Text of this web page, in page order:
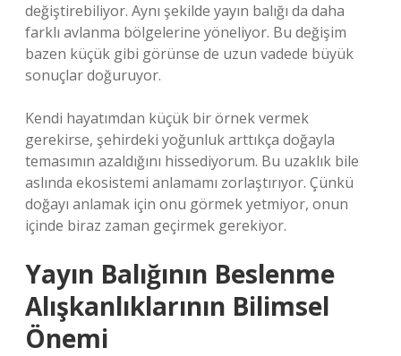
değiştirebiliyor. Aynı şekilde yayın balığı da daha
farklı avlanma bölgelerine yöneliyor. Bu değişim
bazen küçük gibi görünse de uzun vadede büyük
sonuçlar doğuruyor.
Kendi hayatımdan küçük bir örnek vermek
gerekirse, şehirdeki yoğunluk arttıkça doğayla
temasımın azaldığını hissediyorum. Bu uzaklık bile
aslında ekosistemi anlamamı zorlaştırıyor. Çünkü
doğayı anlamak için onu görmek yetmiyor, onun
içinde biraz zaman geçirmek gerekiyor.
Yayın Balığının Beslenme
Alışkanlıklarının Bilimsel
Önemi